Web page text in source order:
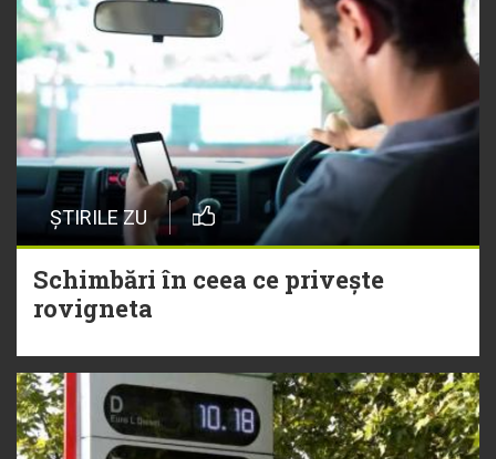
ȘTIRILE ZU
Schimbări în ceea ce privește
rovigneta